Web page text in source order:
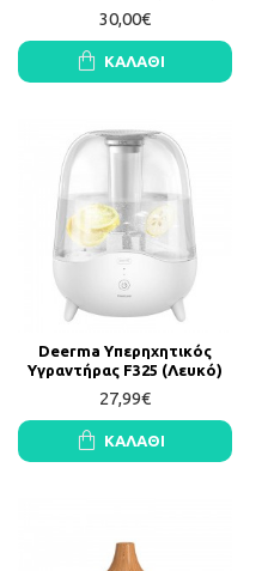
30,00€
ΚΑΛΆΘΙ
Deerma Υπερηχητικός
Υγραντήρας F325 (Λευκό)
27,99€
ΚΑΛΆΘΙ